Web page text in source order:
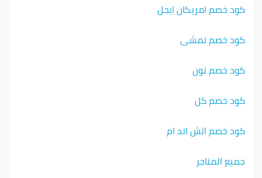
كود خصم امريكان ايجل
كود خصم نمشي
كود خصم نون
كود خصم كل
كود خصم اتش اند ام
جميع المتاجر